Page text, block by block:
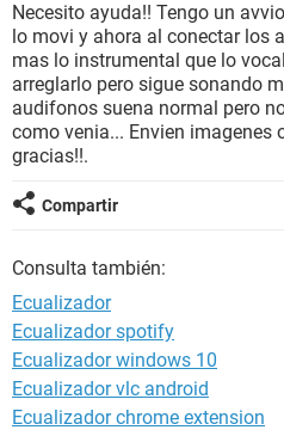
Necesito ayuda!! Tengo un
lo movi y ahora al conectar los
mas lo instrumental que lo
arreglarlo pero sigue sonando
audifonos suena normal pero
como venia... Envien imagenes
gracias!!.
Compartir
Consulta también:
Ecualizador
Ecualizador spotify
Ecualizador windows 10
Ecualizador vlc android
Ecualizador chrome extension